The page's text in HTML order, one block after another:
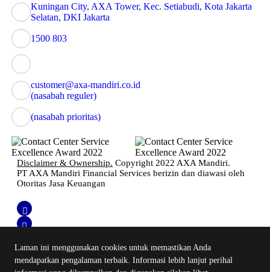
Laman ini menggunakan cookies untuk memastikan Anda
mendapatkan pengalaman terbaik. Informasi lebih lanjut perihal
Kuningan City, AXA Tower, Kec. Setiabudi, Kota Jakarta
Selatan, DKI Jakarta
1500 803
customer@axa-mandiri.co.id
(nasabah reguler)
(nasabah prioritas)
Disclaimer & Ownership. Copyright 2022 AXA Mandiri.
PT AXA Mandiri Financial Services berizin dan diawasi oleh
Otoritas Jasa Keuangan